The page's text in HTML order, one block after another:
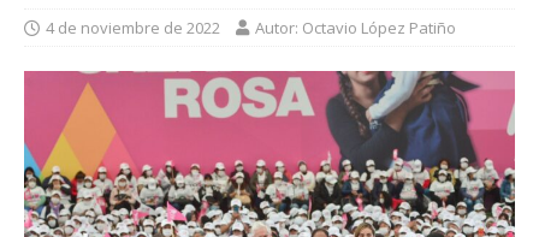
4 de noviembre de 2022 Autor: Octavio López Patiño